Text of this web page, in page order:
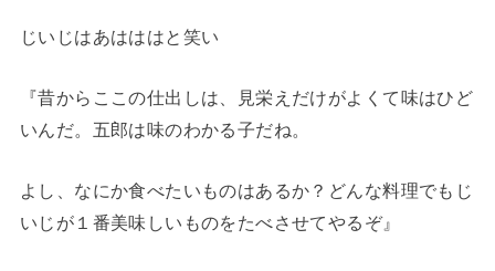
じいじはあはははと笑い
『昔からここの仕出しは、見栄えだけがよくて味はひど
いんだ。五郎は味のわかる子だね。
よし、なにか食べたいものはあるか？どんな料理でもじ
いじが１番美味しいものをたべさせてやるぞ』